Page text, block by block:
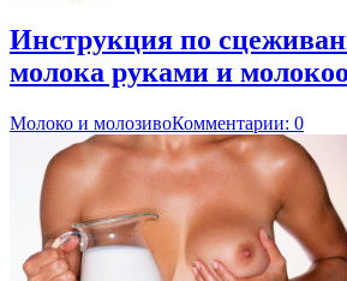
Инструкция по
молока руками и
Молоко и молозивоКомментарии: 0